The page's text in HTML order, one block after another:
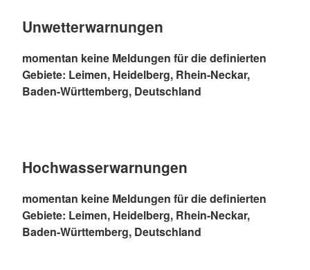
Unwetterwarnungen
momentan keine Meldungen für die definierten
Gebiete: Leimen, Heidelberg, Rhein-Neckar,
Baden-Württemberg, Deutschland
Hochwasserwarnungen
momentan keine Meldungen für die definierten
Gebiete: Leimen, Heidelberg, Rhein-Neckar,
Baden-Württemberg, Deutschland